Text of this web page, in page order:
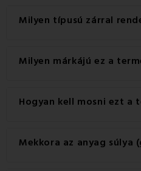
Milyen típusú zárral
Ez a termék praktikus Gombok
Milyen márkájú ez a
Ez a(z) EMI márka eredeti
Hogyan kell mosni ezt a
A legjobb eredmény
terméket 40°C-on mossa.
Mekkora az anyag súlya